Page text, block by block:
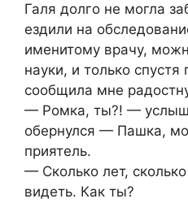
Галя долго не могла
ездили на
именитому врачу,
науки, и только спустя
сообщила мне
— Ромка, ты?! —
обернулся — Пашка,
приятель.
— Сколько лет,
видеть. Как ты?